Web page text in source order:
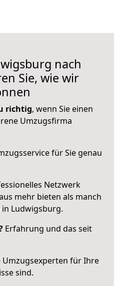
nach
Sie, wie wir
richtig, wenn Sie einen
Umzugsfirma
für Sie genau
Netzwerk
mehr bieten als manch
Ludwigsburg.
Erfahrung und das seit
Umzugsexperten für Ihre
sind.